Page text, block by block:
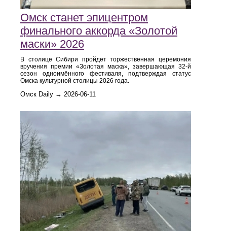
Омск станет эпицентром
финального аккорда «Золотой
маски» 2026
В столице Сибири пройдет торжественная церемония
вручения премии «Золотая маска», завершающая 32‑й
сезон одноимённого фестиваля, подтверждая статус
Омска культурной столицы 2026 года.
Омск Daily → 2026-06-11